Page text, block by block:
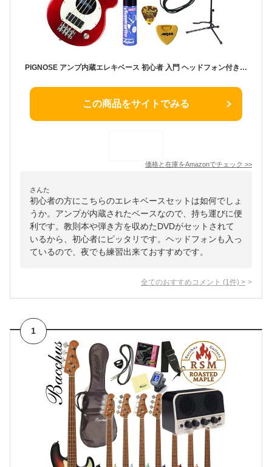
PIGNOSE アンプ内蔵エレキベース 初心者 入門 ヘッドフォン付きだから夜でも気兼ねなく弾ける 充実の12点セット PGB-200/CA（キャンディアップルレッド）
この商品をサイトでみる
価格と在庫をAmazonでチェック >>
さんた
初心者の方にこちらのエレキベースセットは如何でしょ
うか。アンプが内蔵されたベースなので、持ち運びに便
利です。教則本や弾き方を収めたDVDがセットされて
いるから、初心者にピッタリです。ヘッドフォンも入っ
ているので、夜でも練習出来ておすすめです。
全てのおすすめコメント (1 件) >
1